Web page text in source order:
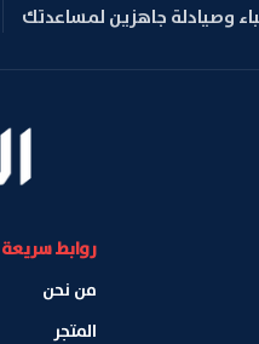
وصيادلة جاهزين لمساعدتك
روابط سريعة
من نحن
المتجر